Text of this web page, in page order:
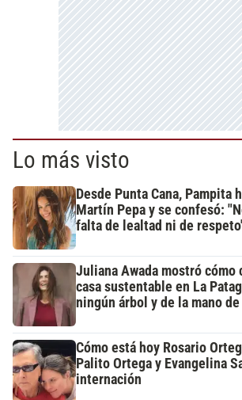
Lo más visto
Desde Punta Cana, Pampita
Martín Pepa y se confesó:
falta de lealtad ni de
Juliana Awada mostró cómo
casa sustentable en La
ningún árbol y de la mano
Cómo está hoy Rosario
Palito Ortega y Evangelina
internación